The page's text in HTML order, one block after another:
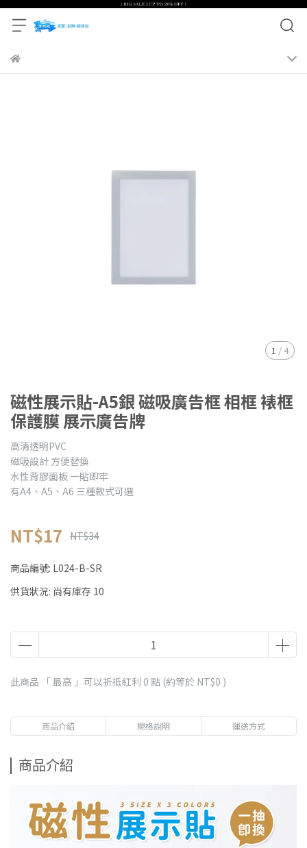
1 / 4
磁性展示貼-A5銀 磁吸廣告框 相框 裱框
保護膜 展示廣告牌
高清透明PVC
磁吸設計 方便替換
水性背膠面板 一貼即牢
有A4、A5、A6 三種款式可選
NT$17 NT$34
商品編號: L024-B-SR
供貨狀況: 尚有庫存 10
此商品 「 最高 」可以折抵紅利 0 點 (約等於 NT$0 )
商品介紹 規格說明 運送方式
商品介紹